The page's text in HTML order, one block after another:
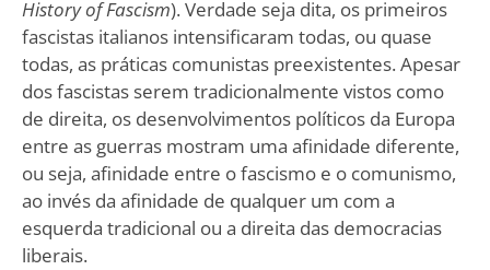
History of Fascism). Verdade seja dita, os primeiros
fascistas italianos intensificaram todas, ou quase
todas, as práticas comunistas preexistentes. Apesar
dos fascistas serem tradicionalmente vistos como
de direita, os desenvolvimentos políticos da Europa
entre as guerras mostram uma afinidade diferente,
ou seja, afinidade entre o fascismo e o comunismo,
ao invés da afinidade de qualquer um com a
esquerda tradicional ou a direita das democracias
liberais.